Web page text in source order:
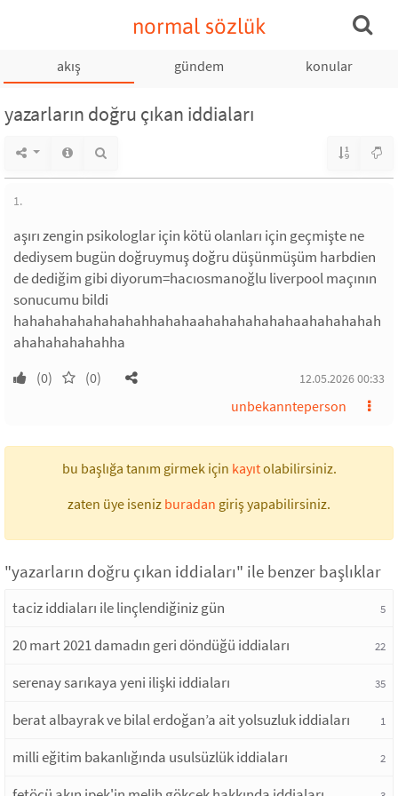
normal sözlük
akış gündem konular
yazarların doğru çıkan iddiaları
1.
aşırı zengin psikologlar için kötü olanları için geçmişte ne
dediysem bugün doğruymuş doğru düşünmüşüm harbdien
de dediğim gibi diyorum=hacıosmanoğlu liverpool maçının
sonucumu bildi
hahahahahahahahahhahahaahahahahahahaahahahahah
ahahahahahahha
(0) (0) 12.05.2026 00:33
unbekannteperson
bu başlığa tanım girmek için kayıtolabilirsiniz.
zaten üye iseniz buradan giriş yapabilirsiniz.
"yazarların doğru çıkan iddiaları" ile benzer başlıklar
taciz iddiaları ile linçlendiğiniz gün 5
20 mart 2021 damadın geri döndüğü iddiaları 22
serenay sarıkaya yeni ilişki iddiaları 35
berat albayrak ve bilal erdoğan’a ait yolsuzluk iddiaları 1
milli eğitim bakanlığında usulsüzlük iddiaları 2